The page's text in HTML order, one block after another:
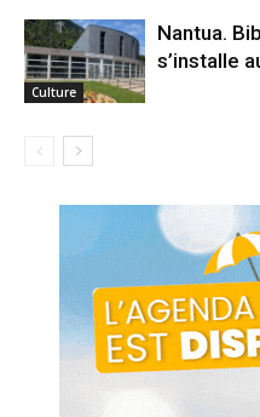
Culture
Nantua.
s’installe